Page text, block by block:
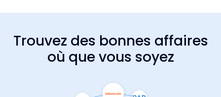
Trouvez des bonnes affaires
où que vous soyez